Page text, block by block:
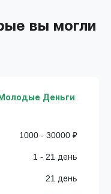
вы могли
Молодые Деньги
1000 - 30000 ₽
1 - 21 день
21 день